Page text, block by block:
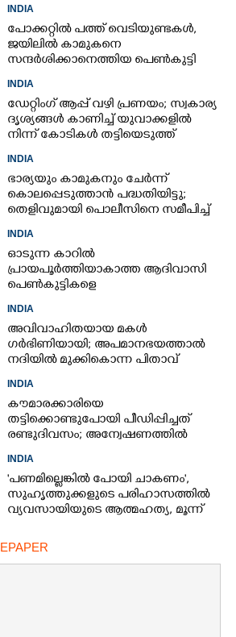
INDIA
പോക്കറ്റിൽ പത്ത് വെടിയുണ്ടകൾ,​
ജയിലിൽ കാമുകനെ
സന്ദ‌ർശിക്കാനെത്തിയ പെൺകുട്ടി
INDIA
ഡേറ്റിംഗ് ആപ്പ് വഴി പ്രണയം; സ്വകാര്യ
ദൃശ്യങ്ങൾ കാണിച്ച് യുവാക്കളിൽ
നിന്ന് കോടികൾ തട്ടിയെടുത്ത്
INDIA
ഭാര്യയും കാമുകനും ചേർന്ന്
കൊലപ്പെടുത്താൻ പദ്ധതിയിട്ടു;
തെളിവുമായി പൊലീസിനെ സമീപിച്ച്
INDIA
ഓടുന്ന കാറിൽ
പ്രായപൂർത്തിയാകാത്ത ആദിവാസി
പെൺകുട്ടികളെ
മൂന്ന് പേർ പിടിയിൽ
INDIA
അവിവാഹിതയായ മകൾ
ഗർഭിണിയായി; അപമാനഭയത്താൽ
നദിയിൽ മുക്കികൊന്ന പിതാവ്
INDIA
കൗമാരക്കാരിയെ
തട്ടിക്കൊണ്ടുപോയി പീഡിപ്പിച്ചത്
രണ്ടുദിവസം; അന്വേഷണത്തിൽ
ഫുഡ് ഡെലിവറി
INDIA
'പണമില്ലെങ്കിൽ പോയി ചാകണം',
സുഹൃത്തുക്കളുടെ പരിഹാസത്തിൽ
വ്യവസായിയുടെ ആത്മഹത്യ, മൂന്ന്
EPAPER